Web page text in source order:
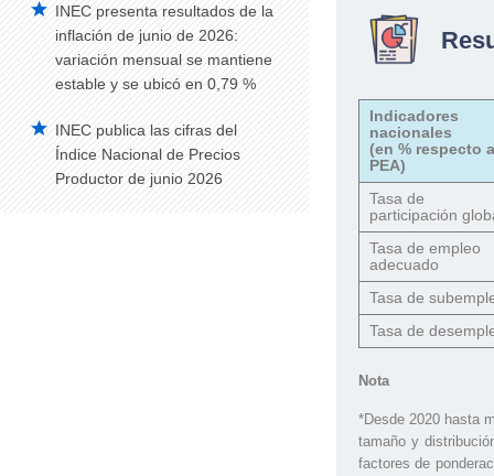
INEC presenta resultados de la
inflación de junio de 2026:
variación mensual se mantiene
estable y se ubicó en 0,79 %
INEC publica las cifras del
Índice Nacional de Precios
Productor de junio 2026
Indicadores
nacionales
(en % respecto
PEA)
Tasa de
participación
Tasa de empleo
adecuado
Tasa de
Tasa de
Nota
*Desde 2020 hasta
tamaño y
factores de